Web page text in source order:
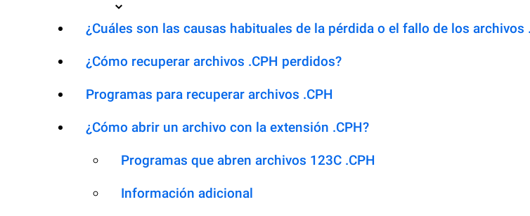
¿Cuáles son las causas habituales de la pérdida o el fallo de los archivos
¿Cómo recuperar archivos .CPH perdidos?
Programas para recuperar archivos .CPH
¿Cómo abrir un archivo con la extensión .CPH?
Programas que abren archivos 123C .CPH
Información adicional